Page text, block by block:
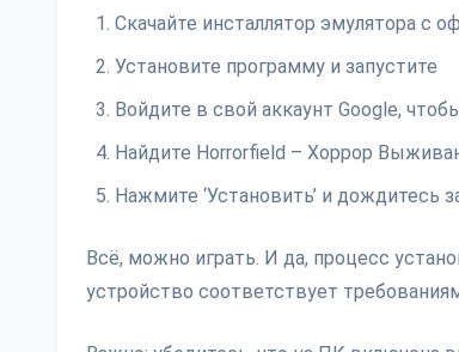
Скачайте инсталлятор эмулятора с
Установите программу и запустите
Войдите в свой аккаунт Google,
Найдите Horrorfield – Хоррор
Нажмите ‘Установить’ и дождитесь
Всё, можно играть. И да, процесс
устройство соответствует